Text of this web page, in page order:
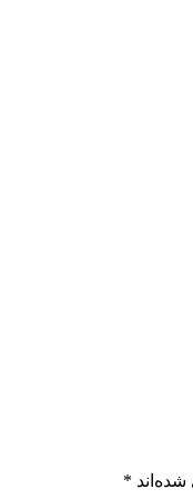
*